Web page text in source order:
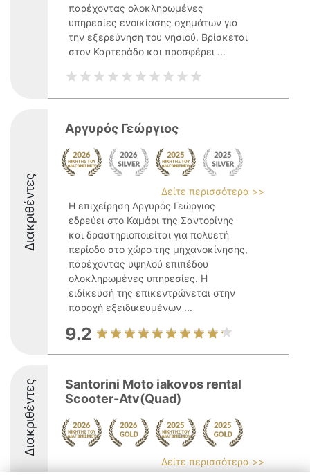
παρέχοντας ολοκληρωμένες
υπηρεσίες ενοικίασης οχημάτων για
την εξερεύνηση του νησιού. Βρίσκεται
στον Καρτεράδο και προσφέρει ...
Διακριθέντες
Αργυρός Γεώργιος
Δείτε περισσότερα >>
Η επιχείρηση Αργυρός Γεώργιος
εδρεύει στο Καμάρι της Σαντορίνης
και δραστηριοποιείται για πολυετή
περίοδο στο χώρο της μηχανοκίνησης,
παρέχοντας υψηλού επιπέδου
ολοκληρωμένες υπηρεσίες. Η
ειδίκευσή της επικεντρώνεται στην
παροχή εξειδικευμένων ...
9.2
Διακριθέντες
Santorini Moto iakovos rental
Scooter-Atv(Quad)
Δείτε περισσότερα >>